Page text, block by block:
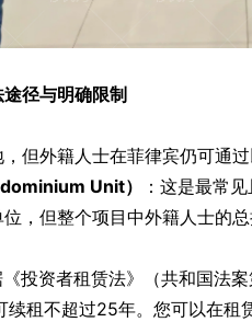
径与明确限制
但外籍人士在菲律宾仍可通
Unit）
：这是最常
，但整个项目中外籍人士的
投资者租赁法》（共和国法
租不超过25年。您可以在租